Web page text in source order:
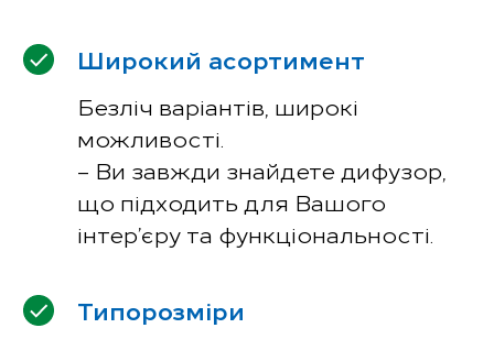
Широкий асортимент
Безліч варіантів, широкі
можливості.
– Ви завжди знайдете дифузор,
що підходить для Вашого
інтер’єру та функціональності.
Типорозміри